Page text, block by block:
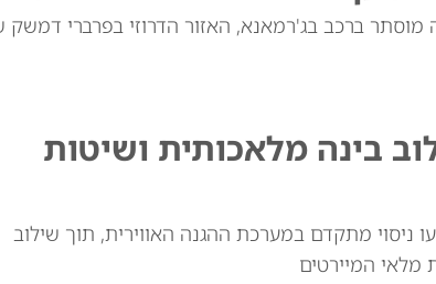
בינה מלאכותית ושיטות
ניסוי מתקדם במערכת ההגנה האווירית, תוך שילוב
מלאי המיירטים